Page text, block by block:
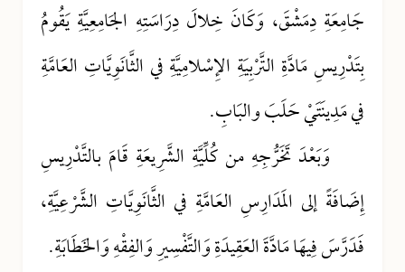
جَامِعَةِ دِمَشْقَ، وَكَانَ خِلالَ دِرَاسَتِهِ الجَامِعِيَّةِ يَقُومُ
بِتَدْرِيسِ مَادَّةِ التَّرْبِيَةِ الإِسْلامِيَّةِ في الثَّانَوِيَّاتِ العَامَّةِ
في مَدِينَتَيْ حَلَبَ والبَابِ.
وَبَعْدَ تَخَرُّجِهِ من كُلِّيَّةِ الشَّرِيعَةِ قَامَ بالتَّدْرِيسِ
إِضَافَةً إلى المَدَارِسِ العَامَّةِ في الثَّانَوِيَّاتِ الشَّرْعِيَّةِ،
فَدَرَّسَ فِيهَا مَادَّةَ العَقِيدَةِ وَالتَّفْسِيرِ وَالفِقْهِ وَالخَطَابَةِ.